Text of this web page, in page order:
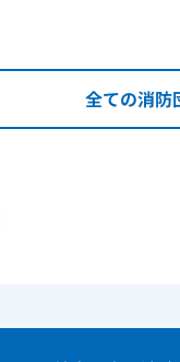
全ての消防